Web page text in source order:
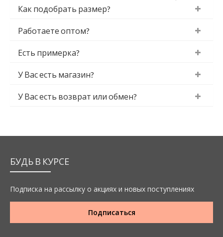
Как подобрать размер?
Работаете оптом?
Есть примерка?
У Вас есть магазин?
У Вас есть возврат или обмен?
БУДЬ В КУРСЕ
Подписка на рассылку о акциях и новых поступлениях
Подписаться